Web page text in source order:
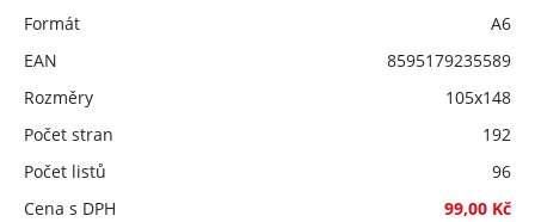
Formát
A6
EAN
8595179235589
Rozměry
105x148
Počet stran
192
Počet listů
96
Cena s DPH
99,00 Kč